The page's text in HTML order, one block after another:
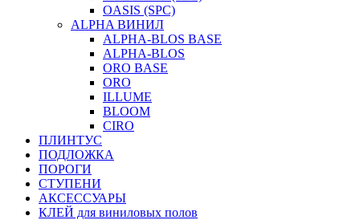
OASIS (SPC)
ALPHA ВИНИЛ
ALPHA-BLOS BASE
ALPHA-BLOS
ORO BASE
ORO
ILLUME
BLOOM
CIRO
ПЛИНТУС
ПОДЛОЖКА
ПОРОГИ
СТУПЕНИ
АКСЕССУАРЫ
КЛЕЙ для виниловых полов